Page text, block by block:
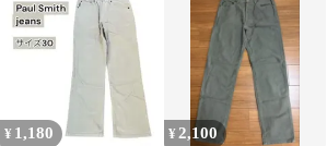
¥ 1,180 ¥ 2,100